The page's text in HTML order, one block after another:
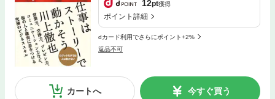
12pt獲得
ポイント詳細
dカード利用でさらにポイント+2%
返品不可
カートへ 今すぐ買う